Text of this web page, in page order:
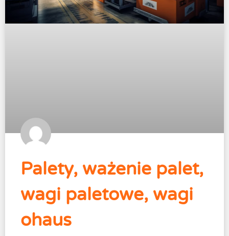
Palety, ważenie palet,
wagi paletowe, wagi
ohaus